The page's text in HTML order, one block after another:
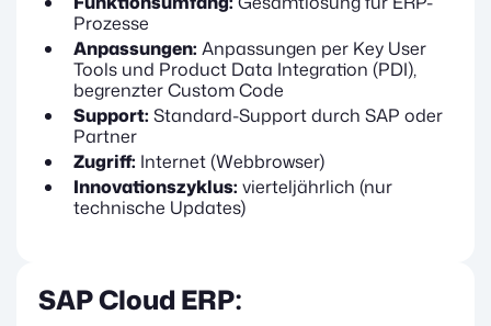
Prozesse
Anpassungen: Anpassungen per Key User
Tools und Product Data Integration (PDI),
begrenzter Custom Code
Support: Standard-Support durch SAP oder
Partner
Zugriff: Internet (Webbrowser)
Innovationszyklus: vierteljährlich (nur
technische Updates)
SAP Cloud ERP: